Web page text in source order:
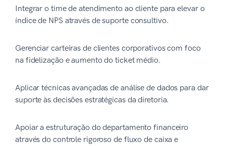
Integrar o time de atendimento ao cliente para elevar o
índice de NPS através de suporte consultivo.
Gerenciar carteiras de clientes corporativos com foco
na fidelização e aumento do ticket médio.
Aplicar técnicas avançadas de análise de dados para dar
suporte às decisões estratégicas da diretoria.
Apoiar a estruturação do departamento financeiro
através do controle rigoroso de fluxo de caixa e